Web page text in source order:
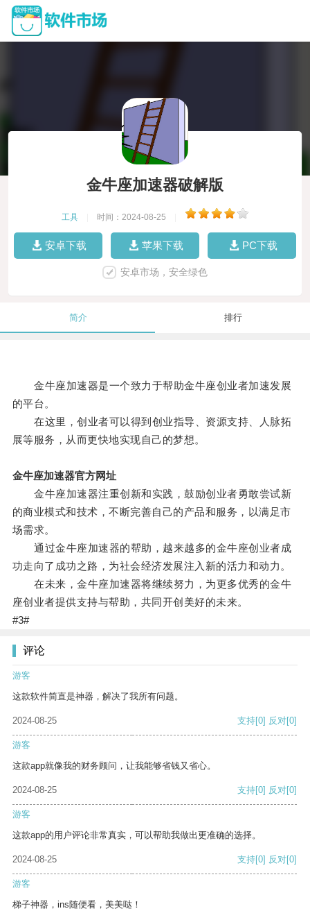
金牛座加速器破解版
工具 时间：2024-08-25
安卓下载 苹果下载 PC下载
安卓市场，安全绿色
简介 排行
金牛座加速器是一个致力于帮助金牛座创业者加速发展
的平台。
在这里，创业者可以得到创业指导、资源支持、人脉拓
展等服务，从而更快地实现自己的梦想。
金牛座加速器官方网址
金牛座加速器注重创新和实践，鼓励创业者勇敢尝试新
的商业模式和技术，不断完善自己的产品和服务，以满足市
场需求。
通过金牛座加速器的帮助，越来越多的金牛座创业者成
功走向了成功之路，为社会经济发展注入新的活力和动力。
在未来，金牛座加速器将继续努力，为更多优秀的金牛
座创业者提供支持与帮助，共同开创美好的未来。
#3#
评论
游客
这款软件简直是神器，解决了我所有问题。
2024-08-25 支持[0] 反对[0]
游客
这款app就像我的财务顾问，让我能够省钱又省心。
2024-08-25 支持[0] 反对[0]
游客
这款app的用户评论非常真实，可以帮助我做出更准确的选择。
2024-08-25 支持[0] 反对[0]
游客
梯子神器，ins随便看，美美哒！